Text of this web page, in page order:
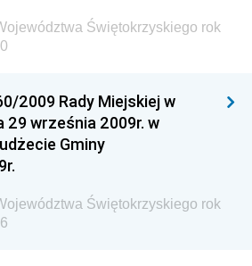
Ministra Transportu, Budownictwa
Ministra Spraw Zagranicznych
Centralnego Biura
Urzędu Patentowego
Świętokrzyskiego rok
2009 Rady Miejskiej w
29 września 2009r. w
Gminy
Świętokrzyskiego rok